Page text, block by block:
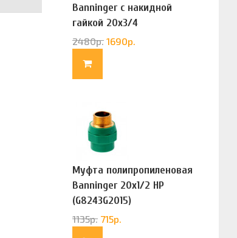
Banninger с накидной
гайкой 20х3/4
(G83322020)
2480р. 1690р.
Муфта полипропиленовая
Banninger 20х1/2 НР
(G8243G2015)
1135р. 715р.